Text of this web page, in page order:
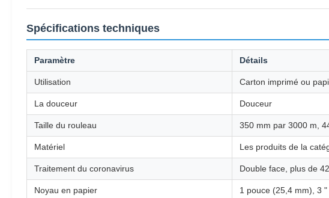
Spécifications techniques
Paramètre Détails
Utilisation Carton imprimé ou
La douceur Douceur
Taille du rouleau 350 mm par 3000 m,
Matériel Les produits de la
Traitement du coronavirus Double face, plus de
Noyau en papier 1 pouce (25,4 mm), 3